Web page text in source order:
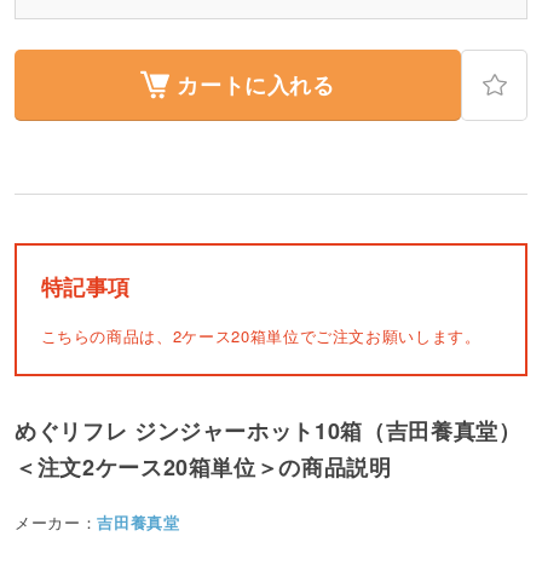
カートに入れる
特記事項
こちらの商品は、2ケース20箱単位でご注文お願いします。
めぐリフレ ジンジャーホット10箱（吉田養真堂）
＜注文2ケース20箱単位＞の商品説明
メーカー：吉田養真堂